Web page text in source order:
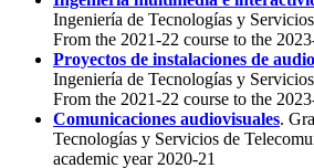
Ingeniería de Tecnologías y
From the 2021-22 course to the
Proyectos de instalaciones de
Ingeniería de Tecnologías y
From the 2021-22 course to the
Comunicaciones audiovisuales.
Tecnologías y Servicios de
academic year 2020-21